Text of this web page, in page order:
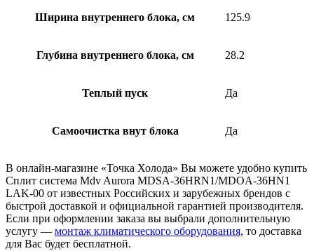
Ширина внутреннего блока, см 125.9
Глубина внутреннего блока, см 28.2
Теплый пуск Да
Самоочистка внут блока Да
В онлайн-магазине «Точка Холода» Вы можете удобно купить
Cплит система Mdv Aurora MDSA-36HRN1/MDOA-36HN1
LAK-00 от известных Российских и зарубежных брендов с
быстрой доставкой и официальной гарантией производителя.
Если при оформлении заказа вы выбрали дополнительную
услугу — монтаж климатического оборудования, то доставка
для Вас будет бесплатной.